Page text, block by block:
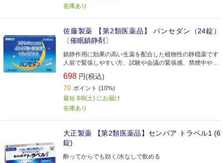
在庫あり
佐藤製薬 【第2類医薬品】 パンセダン（24錠）
〔催眠鎮静剤〕
鎮静作用に効果の高い生薬を配合した植物性の静穏薬です
人前で緊張しやすい方、試験や会議の緊張感、禁煙中やダ
感の緩和におすすめの淡緑色のフィルムコーティング錠で
す
698 円(税込)
70 ポイント (10%)
最短 8/8(土) にお届け
在庫あり
大正製薬 【第2類医薬品】センパア トラベル1 (6
錠)
酔ってからでも効く/水なしで飲める